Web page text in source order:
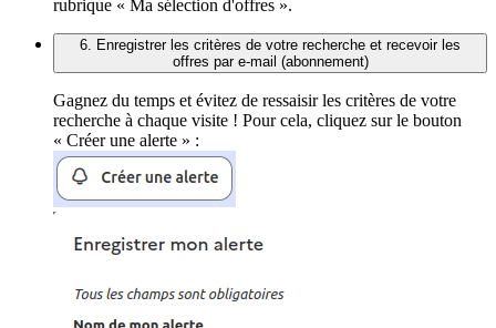
rubrique « Ma sélection d'offres ».
6. Enregistrer les critères de votre recherche et recevoir les
offres par e-mail (abonnement)
Gagnez du temps et évitez de ressaisir les critères de votre
recherche à chaque visite ! Pour cela, cliquez sur le bouton
« Créer une alerte » :